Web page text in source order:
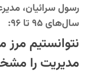
رسول سرائیان،
سال‌های ۹۵ تا ۹۶:
نتوانستیم
مدیریت را